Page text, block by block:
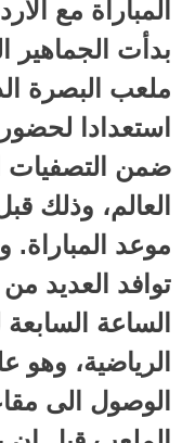
المباراة مع
بدأت الجماهير
ملعب البصرة
استعدادا
ضمن التصفيات
موعد
توافد العديد من
الساعة
الرياضية، وهو
الوصول الى